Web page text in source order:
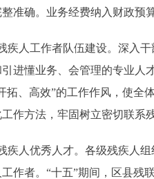
准确。业务经费纳入财政预
人工作者队伍建设。深入干
进懂业务、会管理的专业人
拓、高效”的工作作风，使全
作方法，牢固树立密切联系
人优秀人才。各级残疾人组
工作者。“十五”期间，区县